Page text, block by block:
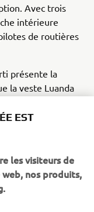
Avec trois
intérieure
de routières
présente la
la veste Luanda
de conduite
une
disponibles en
une gamme
EST
les visiteurs de
nos produits,